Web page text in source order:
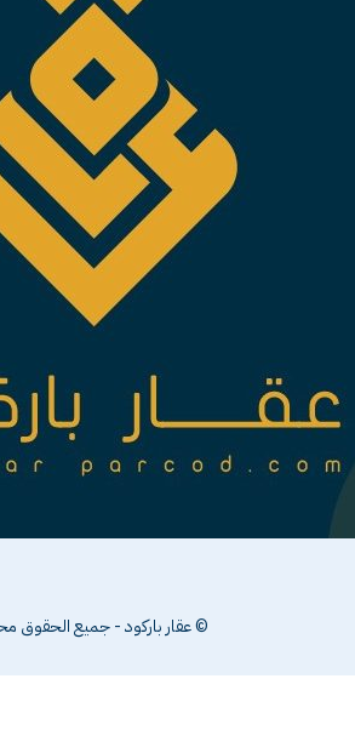
© عقار باركود - جميع الحقوق